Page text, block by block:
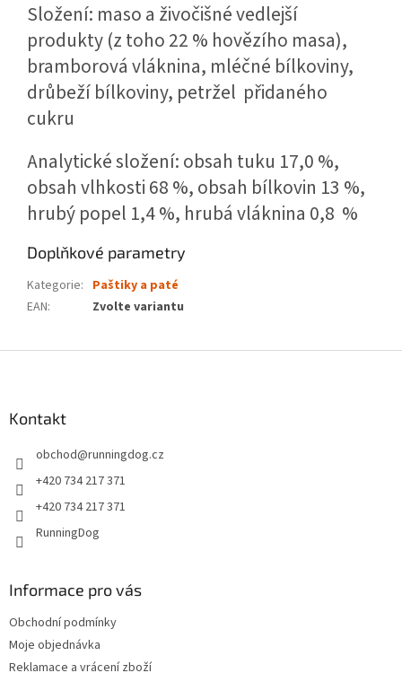
Složení: maso a živočišné vedlejší
produkty (z toho 22 % hovězího masa),
bramborová vláknina, mléčné bílkoviny,
drůbeží bílkoviny, petržel přidaného
cukru
Analytické složení: obsah tuku 17,0 %,
obsah vlhkosti 68 %, obsah bílkovin 13 %,
hrubý popel 1,4 %, hrubá vláknina 0,8 %
Doplňkové parametry
Kategorie: Paštiky a paté
EAN: Zvolte variantu
Kontakt
obchod@runningdog.cz
+420 734 217 371
+420 734 217 371
RunningDog
Informace pro vás
Obchodní podmínky
Moje objednávka
Reklamace a vrácení zboží